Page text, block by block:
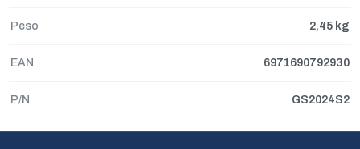
Peso 2,45 kg
EAN 6971690792930
P/N GS2024S2